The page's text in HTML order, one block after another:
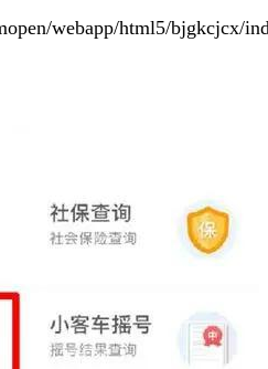
webapp/html5/bjgkcjcx/